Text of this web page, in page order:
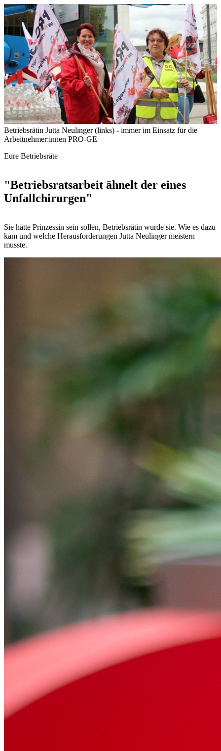
Betriebsrätin Jutta Neulinger (links) - immer im Einsatz für die
Arbeitnehmer:innen PRO-GE
Eure Betriebsräte
"Betriebsratsarbeit ähnelt der eines
Unfallchirurgen"
Sie hätte Prinzessin sein sollen, Betriebsrätin wurde sie. Wie es dazu
kam und welche Herausforderungen Jutta Neulinger meistern
musste.